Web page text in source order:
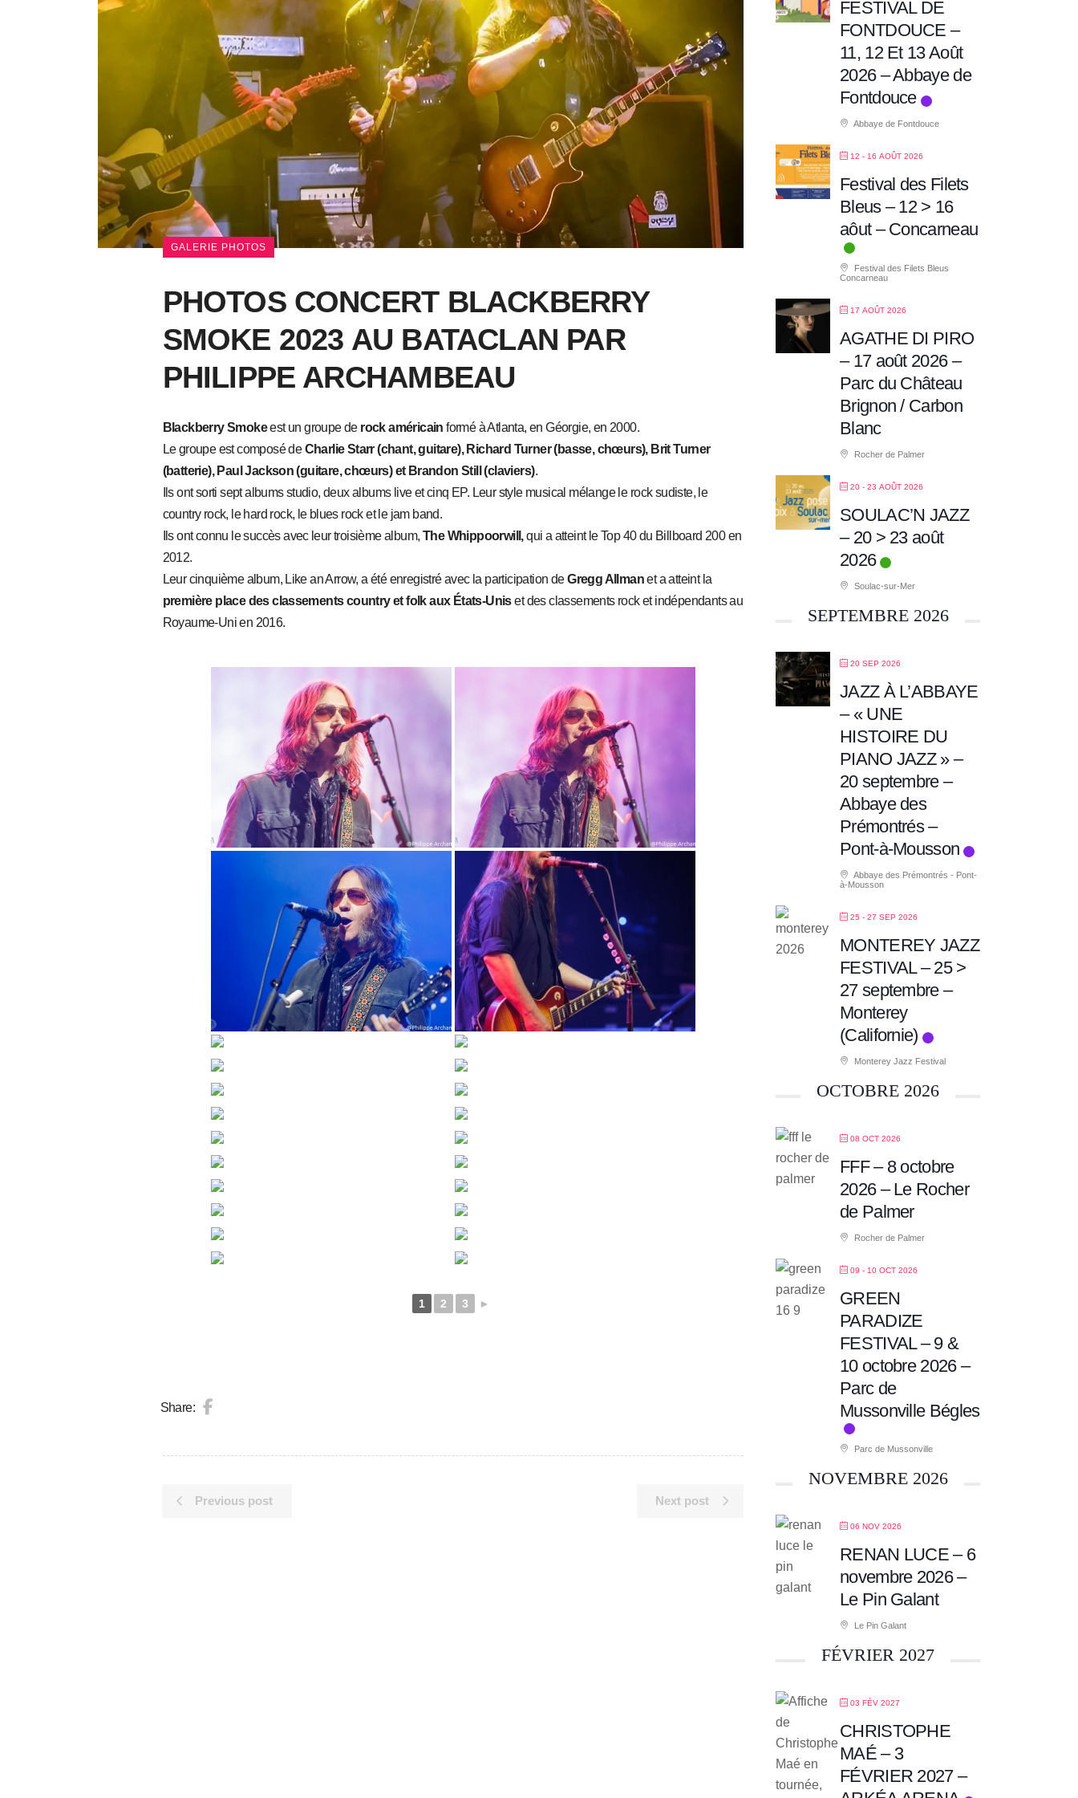
GALERIE PHOTOS
PHOTOS CONCERT BLACKBERRY
SMOKE 2023 AU BATACLAN PAR
PHILIPPE ARCHAMBEAU
Blackberry Smokeest un groupe de rock américain formé à Atlanta, en Géorgie, en 2000.
Le groupe est composé deCharlie Starr (chant, guitare), Richard Turner (basse, chœurs), Brit Turner
(batterie), Paul Jackson (guitare, chœurs) et Brandon Still (claviers).
Ils ont sorti sept albums studio, deux albums live et cinq EP. Leur style musical mélange le rock sudiste, le
country rock, le hard rock, le blues rock et le jam band.
Ils ont connu le succès avec leur troisième album, The Whippoorwill,qui a atteint le Top 40 du Billboard 200 en
2012.
Leur cinquième album, Like an Arrow, a été enregistré avec la participation deGregg Allmanet a atteint la
première place des classements country et folk aux États-Uniset des classements rock et indépendants au
Royaume-Uni en 2016.
1 2 3 ►
Share:
Previous post Next post
FESTIVAL DE
FONTDOUCE –
11, 12 Et 13 Août
2026 – Abbaye de
Fontdouce
Abbaye de Fontdouce
12 - 16 AOÛT 2026
Festival des Filets
Bleus – 12 > 16
aôut – Concarneau
Festival des Filets Bleus
Concarneau
17 AOÛT 2026
AGATHE DI PIRO
– 17 août 2026 –
Parc du Château
Brignon / Carbon
Blanc
Rocher de Palmer
20 - 23 AOÛT 2026
SOULAC’N JAZZ
– 20 > 23 août
2026
Soulac-sur-Mer
SEPTEMBRE 2026
20 SEP 2026
JAZZ À L’ABBAYE
– « UNE
HISTOIRE DU
PIANO JAZZ » –
20 septembre –
Abbaye des
Prémontrés –
Pont-à-Mousson
Abbaye des Prémontrés - Pont-
à-Mousson
25 - 27 SEP 2026
MONTEREY JAZZ
FESTIVAL – 25 >
27 septembre –
Monterey
(Californie)
Monterey Jazz Festival
OCTOBRE 2026
08 OCT 2026
FFF – 8 octobre
2026 – Le Rocher
de Palmer
Rocher de Palmer
09 - 10 OCT 2026
GREEN
PARADIZE
FESTIVAL – 9 &
10 octobre 2026 –
Parc de
Mussonville Bégles
Parc de Mussonville
NOVEMBRE 2026
06 NOV 2026
RENAN LUCE – 6
novembre 2026 –
Le Pin Galant
Le Pin Galant
FÉVRIER 2027
03 FÉV 2027
CHRISTOPHE
MAÉ – 3
FÉVRIER 2027 –